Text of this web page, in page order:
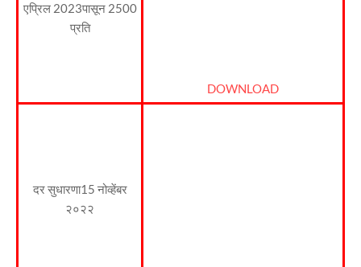
एप्रिल 2023पासून 2500
प्रति
DOWNLOAD
दर सुधारणा15 नोव्हेंबर
२०२२